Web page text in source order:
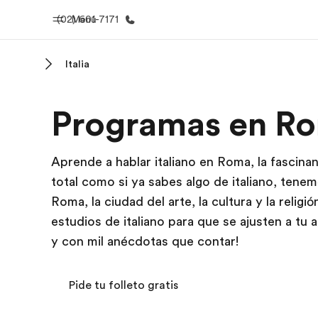
Menú
(02) 601-7171
Bienvenido a EF Ver todo lo
Italia
Programas en
Aprende a hablar italiano en Roma, la
total como si ya sabes algo de italiano,
Roma, la ciudad del arte, la cultura y la
estudios de italiano para que se ajusten a tu
y con mil anécdotas que contar!
Pide tu folleto gratis